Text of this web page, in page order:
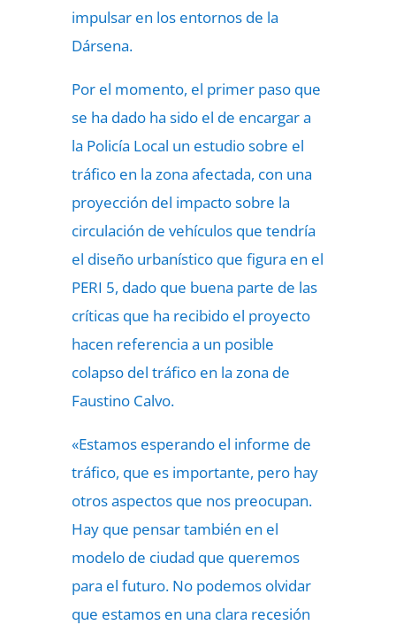
impulsar en los entornos de la
Dársena.
Por el momento, el primer paso que
se ha dado ha sido el de encargar a
la Policía Local un estudio sobre el
tráfico en la zona afectada, con una
proyección del impacto sobre la
circulación de vehículos que tendría
el diseño urbanístico que figura en el
PERI 5, dado que buena parte de las
críticas que ha recibido el proyecto
hacen referencia a un posible
colapso del tráfico en la zona de
Faustino Calvo.
«Estamos esperando el informe de
tráfico, que es importante, pero hay
otros aspectos que nos preocupan.
Hay que pensar también en el
modelo de ciudad que queremos
para el futuro. No podemos olvidar
que estamos en una clara recesión